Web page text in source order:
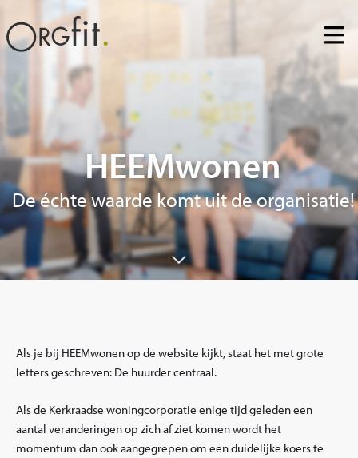
to
content
HEEMwonen
De échte waarde komt uit de organisatie!
Als je bij HEEMwonen op de website kijkt, staat het met grote
letters geschreven: De huurder centraal.
Als de Kerkraadse woningcorporatie enige tijd geleden een
aantal veranderingen op zich af ziet komen wordt het
momentum dan ook aangegrepen om een duidelijke koers te